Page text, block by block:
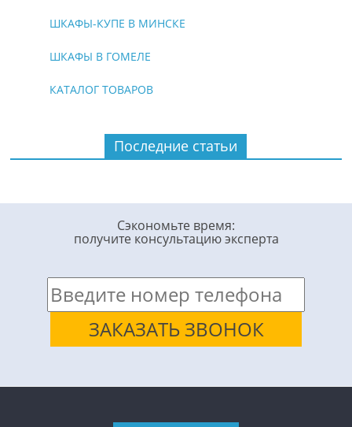
ШКАФЫ-КУПЕ В МИНСКЕ
ШКАФЫ В ГОМЕЛЕ
КАТАЛОГ ТОВАРОВ
Последние статьи
Сэкономьте время:
получите консультацию эксперта